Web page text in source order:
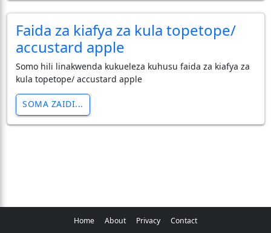
Faida za kiafya za kula topetope/
accustard apple
Somo hili linakwenda kukueleza kuhusu faida za kiafya za
kula topetope/ accustard apple
SOMA ZAIDI...
Home About Privacy Contact